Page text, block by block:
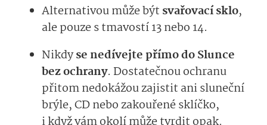
Alternativou může být svařovací sklo,
ale pouze s tmavostí 13 nebo 14.
Nikdyse nedívejte přímo do Slunce
bez ochrany. Dostatečnou ochranu
přitom nedokážou zajistit ani sluneční
brýle, CD nebo zakouřené sklíčko,